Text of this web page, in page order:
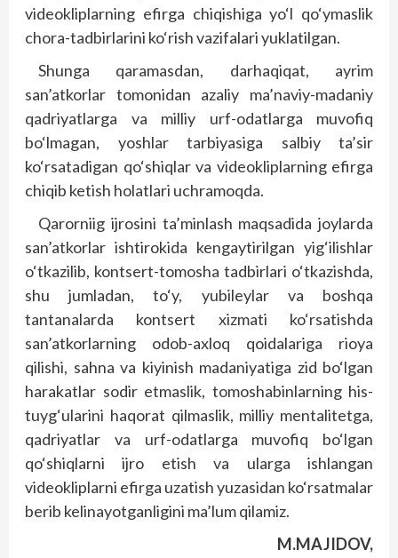
videokliplarning efirga chiqishiga yo‘l qo‘ymaslik
chora-tadbirlarini ko‘rish vazifalari yuklatilgan.
Shunga qaramasdan, darhaqiqat, ayrim
san’atkorlar tomonidan azaliy ma’naviy-madaniy
qadriyatlarga va milliy urf-odatlarga muvofiq
bo‘lmagan, yoshlar tarbiyasiga salbiy ta’sir
ko‘rsatadigan qo‘shiqlar va videokliplarning efirga
chiqib ketish holatlari uchramoqda.
Qarorniig ijrosini ta’minlash maqsadida joylarda
san’atkorlar ishtirokida kengaytirilgan yig‘ilishlar
o‘tkazilib, kontsert-tomosha tadbirlari o‘tkazishda,
shu jumladan, to‘y, yubileylar va boshqa
tantanalarda kontsert xizmati ko‘rsatishda
san’atkorlarning odob-axloq qoidalariga rioya
qilishi, sahna va kiyinish madaniyatiga zid bo‘lgan
harakatlar sodir etmaslik, tomoshabinlarning his-
tuyg‘ularini haqorat qilmaslik, milliy mentalitetga,
qadriyatlar va urf-odatlarga muvofiq bo‘lgan
qo‘shiqlarni ijro etish va ularga ishlangan
videokliplarni efirga uzatish yuzasidan ko‘rsatmalar
berib kelinayotganligini ma’lum qilamiz.
M.MAJIDOV,